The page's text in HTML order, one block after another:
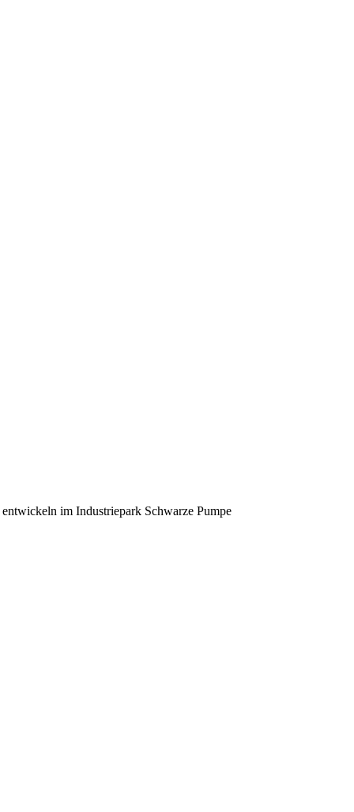
im Industriepark Schwarze Pumpe